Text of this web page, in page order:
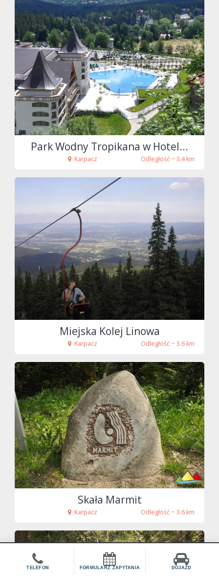
fot. Tenet
Park Wodny Tropikana w Hotel...
Karpacz Odległość ~ 3.4 km
fot. Tenet
Miejska Kolej Linowa
Karpacz Odległość ~ 3.6 km
fot. Tenet
Skała Marmit
Karpacz Odległość ~ 3.6 km
TELEFON FORMULARZ ZAPYTANIA DOJAZD